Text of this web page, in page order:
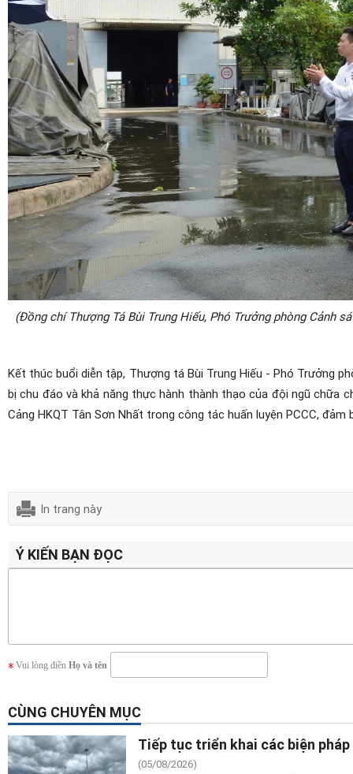
(Đồng chí Thượng Tá Bùi Trung Hiếu, Phó Trưởng phòng Cảnh
Kết thúc buổi diễn tập, Thượng tá Bùi Trung Hiếu - Phó Trưởng
bị chu đáo và khả năng thực hành thành thạo của đội ngũ chữa
Cảng HKQT Tân Sơn Nhất trong công tác huấn luyện PCCC,
In trang này
Ý KIẾN BẠN ĐỌC
Vui lòng điền Họ và tên
CÙNG CHUYÊN MỤC
Tiếp tục triển khai các biện
(05/08/2026)